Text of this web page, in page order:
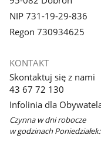
NIP 731-19-29-836
Regon 730934625
KONTAKT
Skontaktuj się z nami
43 67 72 130
Infolinia dla
Czynna w dni robocze
w godzinach